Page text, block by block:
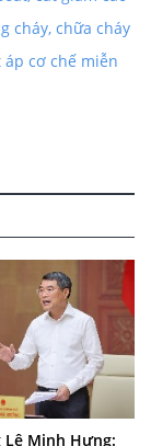
cháy, chữa cháy
cơ chế miễn
Minh Hưng: